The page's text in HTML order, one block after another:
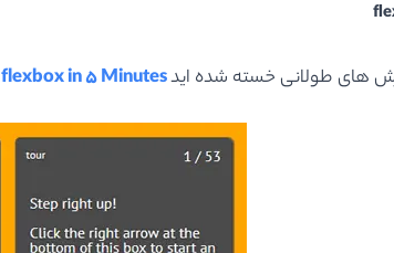
های طولانی خسته شده ایدflexbox in 5 Minutes